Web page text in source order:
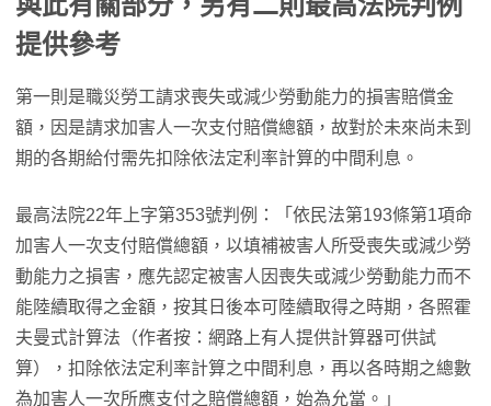
提供參考
第一則是職災勞工請求喪失或減少勞動能力的損害賠償金
額，因是請求加害人一次支付賠償總額，故對於未來尚未到
期的各期給付需先扣除依法定利率計算的中間利息。
最高法院22年上字第353號判例：「依民法第193條第1項命
加害人一次支付賠償總額，以填補被害人所受喪失或減少勞
動能力之損害，應先認定被害人因喪失或減少勞動能力而不
能陸續取得之金額，按其日後本可陸續取得之時期，各照霍
夫曼式計算法（作者按：網路上有人提供計算器可供試
算），扣除依法定利率計算之中間利息，再以各時期之總數
為加害人一次所應支付之賠償總額，始為允當。」